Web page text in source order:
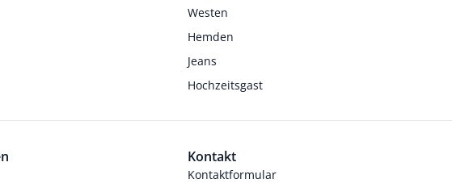
Westen
Hemden
Jeans
Hochzeitsgast
Kontakt
Kontaktformular